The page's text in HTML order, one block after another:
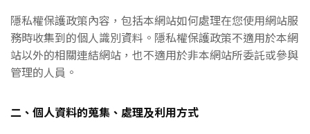
隱私權保護政策內容，包括本網站如何處理在您使用網站服
務時收集到的個人識別資料。隱私權保護政策不適用於本網
站以外的相關連結網站，也不適用於非本網站所委託或參與
管理的人員。
二、個人資料的蒐集、處理及利用方式